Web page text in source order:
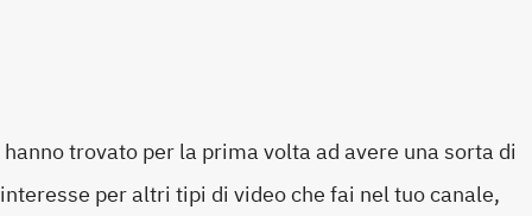
hanno trovato per la prima volta ad avere una sorta di
interesse per altri tipi di video che fai nel tuo canale,